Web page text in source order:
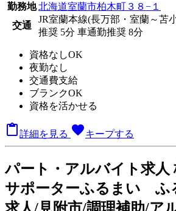
勤務地 北海道室蘭市柏木町３８−１
交通
JR室蘭本線(長万部・室蘭～苫
推奨 5分 車通勤推奨 8分
資格なしOK
夜勤なし
交通費支給
ブランクOK
資格を活かせる
詳細を見る favoriteキープする
パート ・アルバイト求人
サポーターふるまい ふ
求人/見附市/調理補助/ア